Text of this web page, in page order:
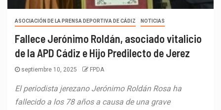
ASOCIACIÓN DE LA PRENSA DEPORTIVA DE CÁDIZ NOTICIAS
Fallece Jerónimo Roldán, asociado vitalicio
de la APD Cádiz e Hijo Predilecto de Jerez
septiembre 10, 2025 FPDA
El periodista jerezano Jerónimo Roldán Rosa ha
fallecido a los 78 años a causa de una grave